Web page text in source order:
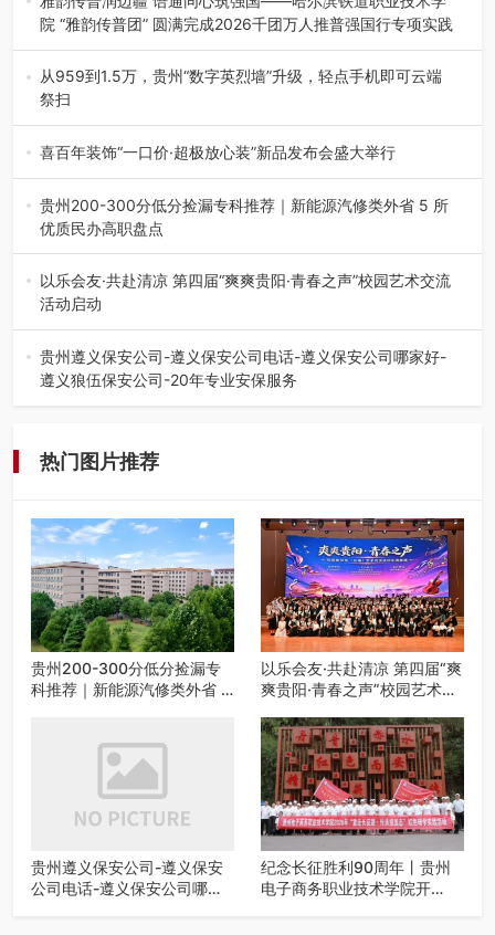
院 “雅韵传普团” 圆满完成2026千团万人推普强国行专项实践
为扎实推进2026“千团万人推普强国行”大学生暑期社会实
践，牢牢紧扣 “雅韵传普…
从959到1.5万，贵州“数字英烈墙”升级，轻点手机即可云端
祭扫
八一建军节到来之际，由贵州省退役军人事务厅指导，贵阳
市退役军人事务局联合贵州广电…
喜百年装饰“一口价·超极放心装”新品发布会盛大举行
2026年7月31日，喜百年装饰“一口价·超极放心装”新品发布
会在贵阳隆重举行。…
贵州200-300分低分捡漏专科推荐｜新能源汽修类外省 5 所
优质民办高职盘点
在贵州省高考志愿填报体系中，200至300分数段考生可选择
的省内工科、新能源汽车…
以乐会友·共赴清凉 第四届“爽爽贵阳·青春之声”校园艺术交流
活动启动
七月的贵阳，清风送爽，第四届“爽爽贵阳·青春之声”校园管
弦乐（合唱）艺术交流活动…
贵州遵义保安公司-遵义保安公司电话-遵义保安公司哪家好-
遵义狼伍保安公司-20年专业安保服务
热门图片推荐
贵州200-300分低分捡漏专
科推荐｜新能源汽修类外省 5
以乐会友·共赴清凉 第四届“爽
爽贵阳·青春之声”校园艺术交
贵州遵义保安公司-遵义保安
公司电话-遵义保安公司哪家
纪念长征胜利90周年丨贵州
电子商务职业技术学院开